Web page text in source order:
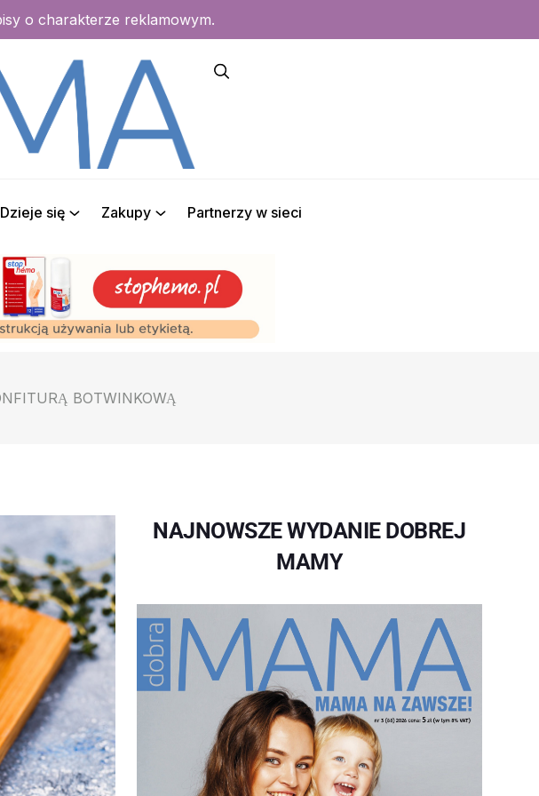
o charakterze reklamowym.
Dzieje się Zakupy Partnerzy w sieci
BOTWINKOWĄ
NAJNOWSZE WYDANIE DOBREJ
MAMY